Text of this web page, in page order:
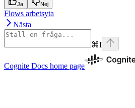
Ja Nej
Flows arbetsyta
Nästa
⌘I
Cognite Docs home page